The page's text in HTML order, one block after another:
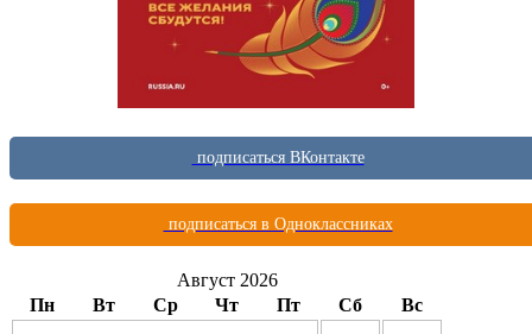
подписаться ВКонтакте
подписаться в Одноклассниках
Август 2026
Пн
Вт Ср Чт Пт Сб Вс